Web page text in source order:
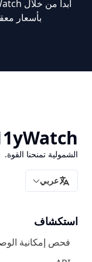
بأسعار
الشمولية تمنحنا القوة.
ترجمة عربي
استكشاف
فحص إمكانية